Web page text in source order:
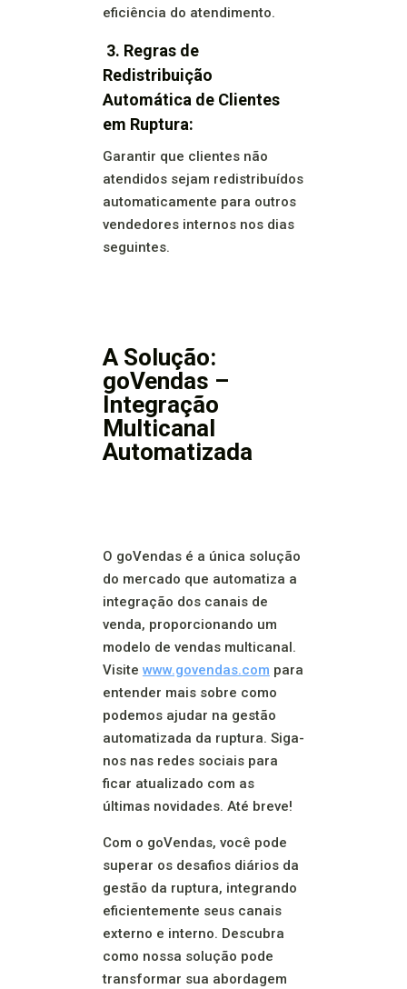
eficiência do atendimento.
3. Regras de
Redistribuição
Automática de Clientes
em Ruptura:
Garantir que clientes não
atendidos sejam redistribuídos
automaticamente para outros
vendedores internos nos dias
seguintes.
A Solução:
goVendas –
Integração
Multicanal
Automatizada
O goVendas é a única solução
do mercado que automatiza a
integração dos canais de
venda, proporcionando um
modelo de vendas multicanal.
Visite www.govendas.com para
entender mais sobre como
podemos ajudar na gestão
automatizada da ruptura. Siga-
nos nas redes sociais para
ficar atualizado com as
últimas novidades. Até breve!
Com o goVendas, você pode
superar os desafios diários da
gestão da ruptura, integrando
eficientemente seus canais
externo e interno. Descubra
como nossa solução pode
transformar sua abordagem